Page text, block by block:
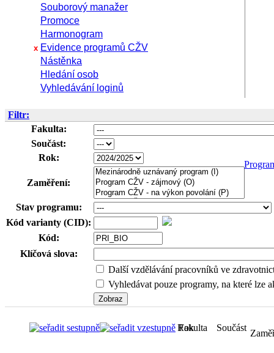
Souborový manažer
Promoce
Harmonogram
x Evidence programů CŽV
Nástěnka
Hledání osob
Vyhledávání loginů
Filtr:
Fakulta:
Součást:
Rok:
Zaměření:
Stav programu:
Kód varianty (CID):
Kód:
Klíčová slova:
Další vzdělávání pracovníků ve
Vyhledávat pouze programy, na které lze
Rok
Fakulta Součást